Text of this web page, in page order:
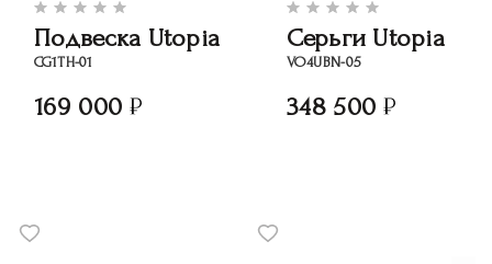
Подвеска Utopia
CG1TH-01
169 000
Серьги Utopia
VO4UBN-05
348 500